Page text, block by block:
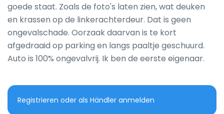
goede staat. Zoals de foto's laten zien, wat deuken
en krassen op de linkerachterdeur. Dat is geen
ongevalschade. Oorzaak daarvan is te kort
afgedraaid op parking en langs paaltje geschuurd.
Auto is 100% ongevalvrij. Ik ben de eerste eigenaar.
Registrieren oder als Händler anmelden